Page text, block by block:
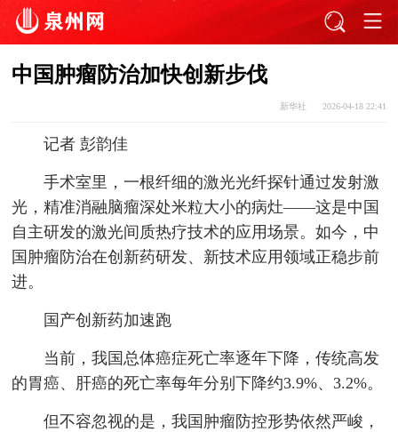
中国肿瘤防治加快创新步伐
新华社 2026-04-18 22:41
记者 彭韵佳
手术室里，一根纤细的激光光纤探针通过发射激
光，精准消融脑瘤深处米粒大小的病灶——这是中国
自主研发的激光间质热疗技术的应用场景。如今，中
国肿瘤防治在创新药研发、新技术应用领域正稳步前
进。
国产创新药加速跑
当前，我国总体癌症死亡率逐年下降，传统高发
的胃癌、肝癌的死亡率每年分别下降约3.9%、3.2%。
但不容忽视的是，我国肿瘤防控形势依然严峻，